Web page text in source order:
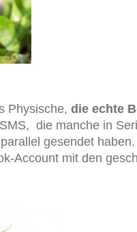
Physische, die echte
die manche in
gesendet
Account mit den